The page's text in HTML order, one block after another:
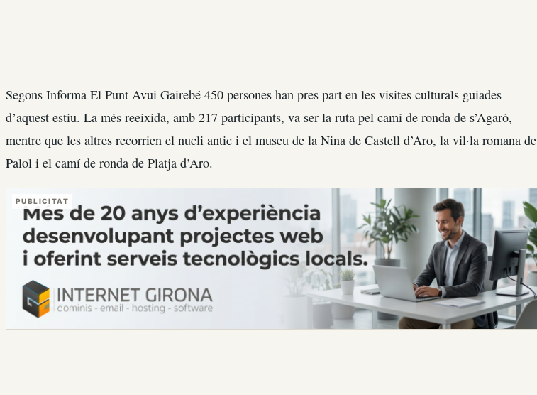
Segons Informa El Punt Avui Gairebé 450 persones han pres part en les visites culturals guiades
d’aquest estiu. La més reeixida, amb 217 participants, va ser la ruta pel camí de ronda de s’Agaró,
mentre que les altres recorrien el nucli antic i el museu de la Nina de Castell d’Aro, la vil·la romana de
Palol i el camí de ronda de Platja d’Aro.
PUBLICITAT